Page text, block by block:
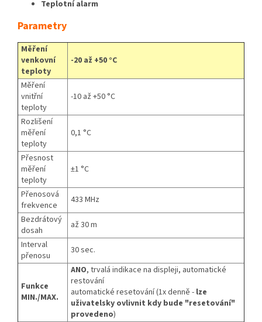
Teplotní alarm
Parametry
Měření
venkovní
teploty
-20 až +50 °C
Měření
vnitřní
teploty
-10 až +50 °C
Rozlišení
měření
teploty
0,1 °C
Přesnost
měření
teploty
±​1 °C
Přenosová
frekvence
433 MHz
Bezdrátový
dosah
až 30 m
Interval
přenosu
30 sec.
Funkce
MIN./MAX.
ANO, trvalá indikace na displeji, automatické
restování
automatické resetování (1x denně - lze
uživatelsky ovlivnit kdy bude "resetování"
provedeno)